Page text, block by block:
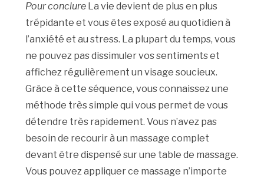
Pour conclure La vie devient de plus en plus
trépidante et vous êtes exposé au quotidien à
l’anxiété et au stress. La plupart du temps, vous
ne pouvez pas dissimuler vos sentiments et
affichez régulièrement un visage soucieux.
Grâce à cette séquence, vous connaissez une
méthode très simple qui vous permet de vous
détendre très rapidement. Vous n’avez pas
besoin de recourir à un massage complet
devant être dispensé sur une table de massage.
Vous pouvez appliquer ce massage n’importe